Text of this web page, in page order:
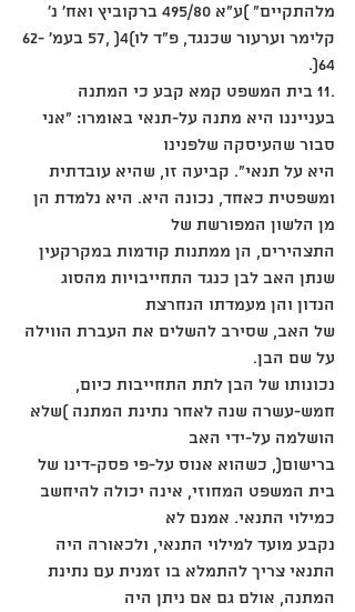
מלהתקיים" )ע"א 495/80 ברקוביץ ואח' נ'
קלימר וערעור שכנגד, פ"ד לו)4( ,57 בעמ' 62-
64(.
.11 בית המשפט קמא קבע כי המתנה
בענייננו היא מתנה על-תנאי באומרו: "אני
סבור שהעיסקה שלפנינו
היא על תנאי". קביעה זו, שהיא עובדתית
ומשפטית כאחד, נכונה היא. היא נלמדת הן
מן הלשון המפורשת של
התצהירים, הן ממתנות קודמות במקרקעין
שנתן האב לבן כנגד התחייבויות מהסוג
הנדון והן מעמדתו הנחרצת
של האב, שסירב להשלים את העברת הווילה
על שם הבן.
נכונותו של הבן לתת התחייבות כיום,
חמש-עשרה שנה לאחר נתינת המתנה )שלא
הושלמה על-ידי האב
ברישום(, כשהוא אנוס על-פי פסק-דינו של
בית המשפט המחוזי, אינה יכולה להיחשב
כמילוי התנאי. אמנם לא
נקבע מועד למילוי התנאי, ולכאורה היה
התנאי צריך להתמלא בו זמנית עם נתינת
המתנה, אולם גם אם ניתן היה